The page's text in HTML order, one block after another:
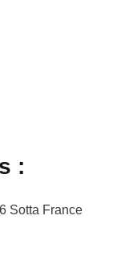
fenêtre
In - nouvelle
email - nouvelle
:
Sotta France